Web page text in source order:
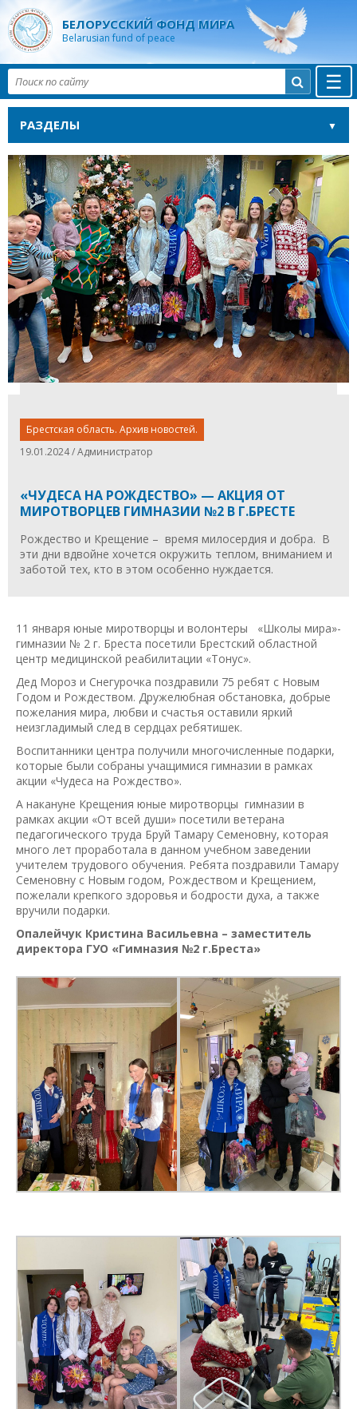
БЕЛОРУССКИЙ ФОНД МИРА
Belarusian fund of peace
☰

РАЗДЕЛЫ
Брестская область. Архив новостей.
19.01.2024 / Администратор
«ЧУДЕСА НА РОЖДЕСТВО» — АКЦИЯ ОТ
МИРОТВОРЦЕВ ГИМНАЗИИ №2 В Г.БРЕСТЕ
Рождество и Крещение – время милосердия и добра. В
эти дни вдвойне хочется окружить теплом, вниманием и
заботой тех, кто в этом особенно нуждается.
11 января юные миротворцы и волонтеры «Школы мира»-
гимназии № 2 г. Бреста посетили Брестский областной
центр медицинской реабилитации «Тонус».
Дед Мороз и Снегурочка поздравили 75 ребят с Новым
Годом и Рождеством. Дружелюбная обстановка, добрые
пожелания мира, любви и счастья оставили яркий
неизгладимый след в сердцах ребятишек.
Воспитанники центра получили многочисленные подарки,
которые были собраны учащимися гимназии в рамках
акции «Чудеса на Рождество».
А накануне Крещения юные миротворцы гимназии в
рамках акции «От всей души» посетили ветерана
педагогического труда Бруй Тамару Семеновну, которая
много лет проработала в данном учебном заведении
учителем трудового обучения. Ребята поздравили Тамару
Семеновну с Новым годом, Рождеством и Крещением,
пожелали крепкого здоровья и бодрости духа, а также
вручили подарки.
Опалейчук Кристина Васильевна – заместитель
директора ГУО «Гимназия №2 г.Бреста»